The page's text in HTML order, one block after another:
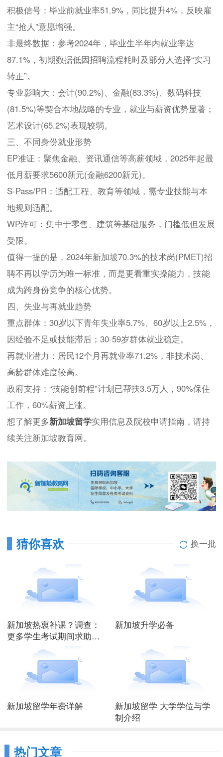
积极信号：毕业前就业率51.9%，同比提升4%，反映雇
主“抢人”意愿增强。
非最终数据：参考2024年，毕业生半年内就业率达
87.1%，初期数据低因招聘流程耗时及部分人选择“实习
转正”。
专业影响大：会计(90.2%)、金融(83.3%)、数码科技
(81.5%)等契合本地战略的专业，就业与薪资优势显著；
艺术设计(65.2%)表现较弱。
三、不同身份就业形势
EP准证：聚焦金融、资讯通信等高薪领域，2025年起最
低月薪要求5600新元(金融6200新元)。
S-Pass/PR：适配工程、教育等领域，需专业技能与本
地规则适配。
WP许可：集中于零售、建筑等基础服务，门槛低但发展
受限。
值得一提的是，2024年新加坡70.3%的技术岗(PMET)招
聘不再以学历为唯一标准，而是更看重实操能力，技能
成为跨身份竞争的核心优势。
四、失业与再就业趋势
重点群体：30岁以下青年失业率5.7%、60岁以上2.5%，
因经验不足或技能滞后；30-59岁群体就业稳定。
再就业潜力：居民12个月再就业率71.2%，非技术岗、
高龄群体难度较高。
政府支持：“技能创前程”计划已帮扶3.5万人，90%保住
工作，60%薪资上涨。
想了解更多新加坡留学实用信息及院校申请指南，请持
续关注新加坡教育网。
猜你喜欢 换一批
新加坡热衷补课？调查：
更多学生考试期间求助线
新加坡升学必备
新加坡留学年费详解
新加坡留学 大学学位与学
制介绍
热门文章